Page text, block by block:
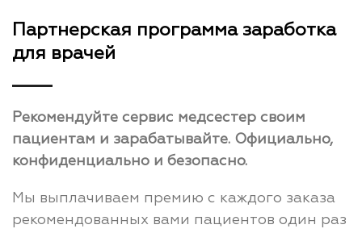
Партнерская программа заработка
для врачей
Рекомендуйте сервис медсестер своим
пациентам и зарабатывайте. Официально,
конфиденциально и безопасно.
Мы выплачиваем премию с каждого заказа
рекомендованных вами пациентов один раз